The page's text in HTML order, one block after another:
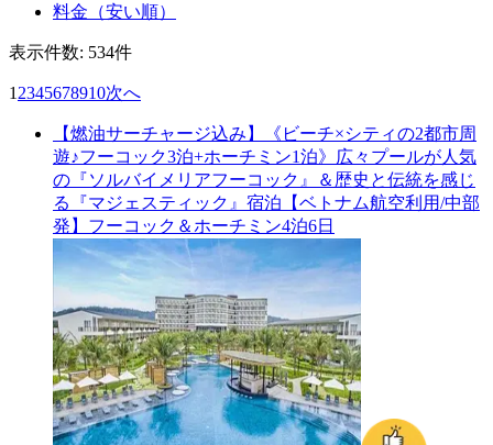
料金（安い順）
表示件数: 534件
1 2345678910次へ
【燃油サーチャージ込み】《ビーチ×シティの2都市周
遊♪フーコック3泊+ホーチミン1泊》広々プールが人気
の『ソルバイメリアフーコック』＆歴史と伝統を感じ
る『マジェスティック』宿泊【ベトナム航空利用/中部
発】フーコック＆ホーチミン4泊6日